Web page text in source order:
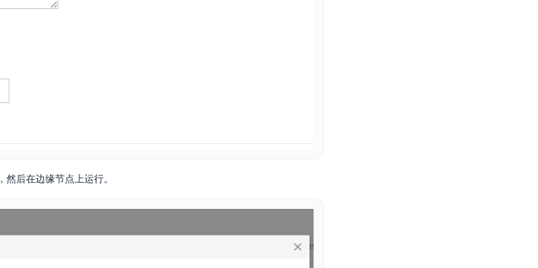
，然后在边缘节点上运行。